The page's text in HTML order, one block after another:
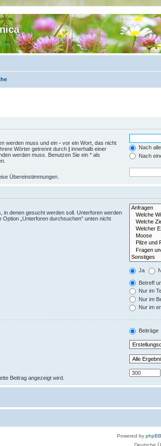
werden muss und ein - vor ein Wort, das nicht
Wörter getrennt durch | innerhalb einer
werden muss. Benutzen Sie ein * als
Nach
Nach
Übereinstimmungen.
in denen gesucht werden soll. Unterforen werden
„Unterforen durchsuchen“ unten nicht
Ja
Betreff
Nur im
Nur im
Nur im
Beiträge
Beitrag angezeigt wird.
Powered by phpBB
Deutsche